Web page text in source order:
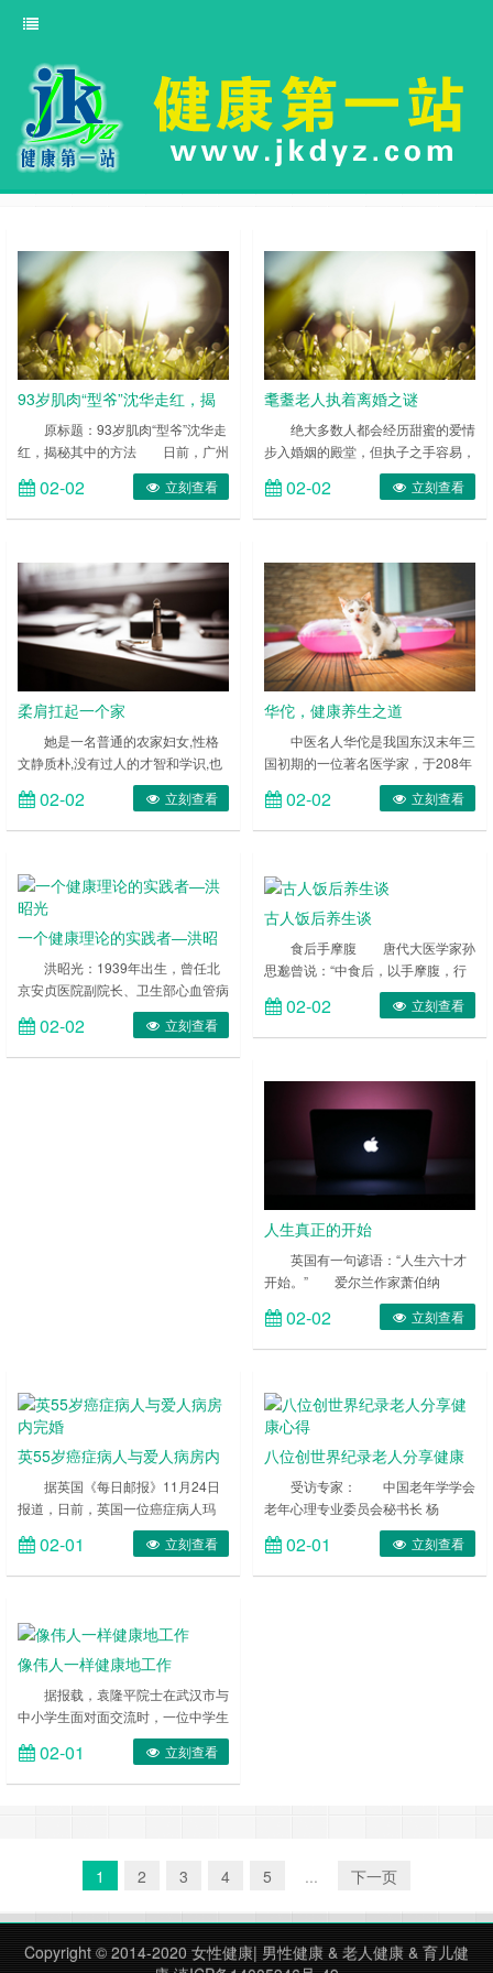
93岁肌肉“型爷”沈华走红，揭
秘其中的方法
原标题：93岁肌肉“型爷”沈华走
红，揭秘其中的方法 日前，广州
一位93岁的肌肉“型爷”沈华走红。他
从70岁开始健身，到现在仍然可以
完成引体向上以及其他高难动作。虽
平，但沈华老先生的肌肉还是非常值
得老年朋友们学习的。 ……
02-02 立刻查看
耄耋老人执着离婚之谜
绝大多数人都会经历甜蜜的爱情
步入婚姻的殿堂，但执子之手容易，
与子偕老却未必。俗话说，“他山之
石，可以攻玉”，不妨从别人离婚的
故事中，总结经验教训，而后好好维
02-02 立刻查看
柔肩扛起一个家
她是一名普通的农家妇女,性格
文静质朴,没有过人的才智和学识,也
没有卓越的业绩,更没有惊天动地的
事迹。然而,数十年如一日,她用自己
对亲人、对家庭的无限深情,演绎了
叫梁爱菊。 1982年底,瑞昌武蛟
乡大兴村的梁爱菊与刘诗圣在村里人
的介绍下相识、相知,并结为伉俪。
……
02-02 立刻查看
华佗，健康养生之道
中医名人华佗是我国东汉末年三
国初期的一位著名医学家，于208年
被曹操所杀害。当时，战火连年，瘟
疫流行，人民生活处于水深火热之
中，华佗见状，决然拒官辞职，选择
渊博，精通内、外、妇科与儿科等多
种医术，尤其擅长于麻醉，在医疗方
面作出了巨大的贡献。史传他年逾百
岁犹有壮容，身体非常健康。 ……
02-02 立刻查看
一个健康理论的实践者―洪昭
洪昭光：1939年出生，曾任北
京安贞医院副院长、卫生部心血管病
专家咨询委员会副主任。近年来致力
于大众科学健康知识的普及工作。
……
02-02 立刻查看
古人饭后养生谈
食后手摩腹 唐代大医学家孙
思邈曾说：“中食后，以手摩腹，行
一二百步，缓缓行。食毕摩腹，能除
百病。”食后按摩腹部，既可促进胃
肠蠕动和腹腔内血液循环，有益于增
激，通过神经传入大脑，有益于中枢
神经系统功能的调节和发挥，有益于
健身防病。具体做法：以掌心着腹，
以脐部为中心，慢而轻柔地顺时针和
逆时针按摩各20圈。 ……
02-02 立刻查看
人生真正的开始
英国有一句谚语：“人生六十才
开始。” 爱尔兰作家萧伯纳
说：“60岁才是真正的人生。” ……
02-02 立刻查看
英55岁癌症病人与爱人病房内
完婚
据英国《每日邮报》11月24日
报道，日前，英国一位癌症病人玛
吉?巴特罗登(Maggie Batt-Rawden)
被医生告知只有几天可活，但她的未
婚夫仍与她在病房里举行了婚礼。
02-01 立刻查看
八位创世界纪录老人分享健康
心得
受访专家： 中国老年学学会
老年心理专业委员会秘书长 杨
萍 北京体育大学运动医学系教授
陆一帆 ……
02-01 立刻查看
像伟人一样健康地工作
据报载，袁隆平院士在武汉市与
中小学生面对面交流时，一位中学生
说，他看到一篇报道，写到袁院士累
倒在稻田里还不放弃研究，值得敬
仰。袁隆平连忙澄清：“一定别受误
02-01 立刻查看
1 2 3 4 5 ... 下一页
Copyright © 2014-2020 女性健康| 男性健康 & 老人健康 & 育儿健